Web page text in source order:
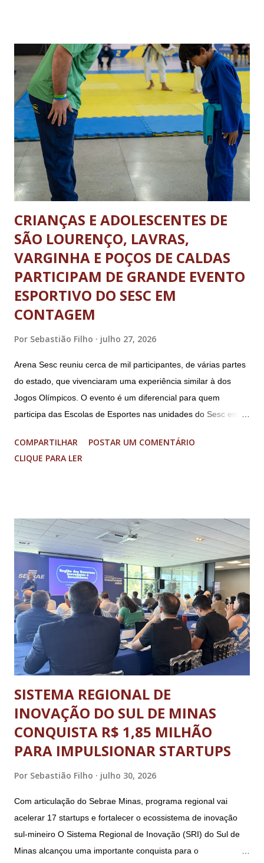
das 08h às 18h; aos sábados das 08h às 13h; Nos domingos e
feriados livres. Haverá tolerância de 30 minutos, após o
término dos horários estabelecidos aos veículos que já se
encontrarem em operação de descarga. A nova legislação vale
para os ônibus que viajam entre estados e municípios quanto
carretas e caminhões pesados. A determinação não se aplica
aos ônibus que realizam o transporte dentro da...
CRIANÇAS E ADOLESCENTES DE
SÃO LOURENÇO, LAVRAS,
VARGINHA E POÇOS DE CALDAS
PARTICIPAM DE GRANDE EVENTO
ESPORTIVO DO SESC EM
CONTAGEM
Por Sebastião Filho julho 27, 2026
Arena Sesc reuniu cerca de mil participantes, de várias partes
do estado, que vivenciaram uma experiência similar à dos
Jogos Olímpicos. O evento é um diferencial para quem
participa das Escolas de Esportes nas unidades do Sesc em
adolescentes. É isso que o Arena Sesc proporcionou para 165
integrantes das Escolas de Esportes do Sesc São Lourenço,
participantes, entre 9 e 17 anos de idade, de várias partes do
estado, no Sesc Contagem, localizado na Região
Metropolitana de Belo Horizonte. Foram cinco dias de disputas
em diferentes modalidades esportivas, palestras e uma
programação dedicada a promover a integração, o respeito e
o desenvolvimento pessoal e social através do esporte. A
abertura oficial, com direto a cerimônia, aconteceu no dia 20
de julho (segunda-feira) e o ence...
COMPARTILHAR
POSTAR UM COMENTÁRIO
CLIQUE PARA LER
SISTEMA REGIONAL DE
INOVAÇÃO DO SUL DE MINAS
CONQUISTA R$ 1,85 MILHÃO
PARA IMPULSIONAR STARTUPS
Por Sebastião Filho julho 30, 2026
Com articulação do Sebrae Minas, programa regional vai
acelerar 17 startups e fortalecer o ecossistema de inovação
sul-mineiro O Sistema Regional de Inovação (SRI) do Sul de
Minas alcançou uma importante conquista para o